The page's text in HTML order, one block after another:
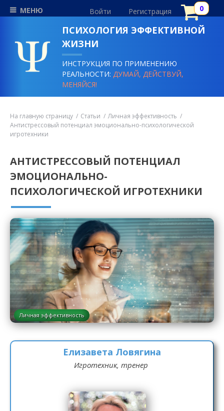
МЕНЮ Войти Регистрация
ПСИХОЛОГИЯ ЭФФЕКТИВНОЙ
ЖИЗНИ
ИНСТРУКЦИЯ ПО ПРИМЕНЕНИЮ
РЕАЛЬНОСТИ:ДУМАЙ, ДЕЙСТВУЙ,
МЕНЯЙСЯ!
На главную страницу Статьи
Личная эффективность
Антистрессовый потенциал эмоционально-психологической
игротехники
АНТИСТРЕССОВЫЙ ПОТЕНЦИАЛ
ЭМОЦИОНАЛЬНО-
ПСИХОЛОГИЧЕСКОЙ ИГРОТЕХНИКИ
Личная эффективность
Елизавета Ловягина
Игротехник, тренер